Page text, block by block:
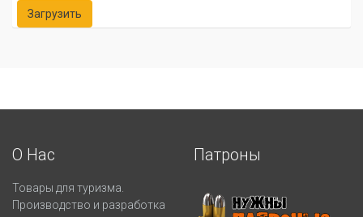
О Нас
Товары для туризма.
Производство и разработка
Патроны